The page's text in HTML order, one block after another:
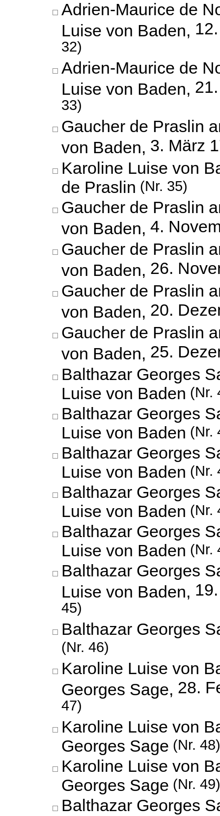
Adrien-Maurice de
Luise von Baden,
32)
Adrien-Maurice de
Luise von Baden,
33)
Gaucher de Praslin
von Baden, 3. März
Karoline Luise von
de Praslin (Nr. 35)
Gaucher de Praslin
von Baden, 4.
Gaucher de Praslin
von Baden, 26.
Gaucher de Praslin
von Baden, 20.
Gaucher de Praslin
von Baden, 25.
Balthazar Georges
Luise von Baden (Nr.
Balthazar Georges
Luise von Baden (Nr.
Balthazar Georges
Luise von Baden (Nr.
Balthazar Georges
Luise von Baden (Nr.
Balthazar Georges
Luise von Baden (Nr.
Balthazar Georges
Luise von Baden,
45)
Balthazar Georges
(Nr. 46)
Karoline Luise von
Georges Sage, 28.
47)
Karoline Luise von
Georges Sage (Nr. 48)
Karoline Luise von
Georges Sage (Nr. 49)
Balthazar Georges